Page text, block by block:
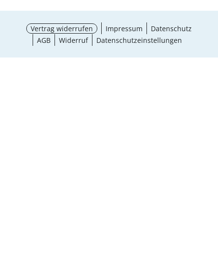
Vertrag widerrufen Impressum
Datenschutz
AGB
Widerruf Datenschutzeinstellungen